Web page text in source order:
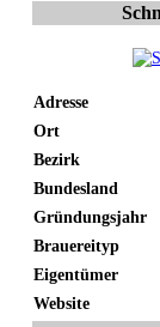
Adresse
Ort
Bezirk
Bundesland
Gründungsjahr
Brauereityp
Eigentümer
Website